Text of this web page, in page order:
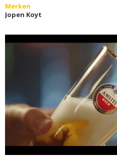
Merken
Jopen Koyt